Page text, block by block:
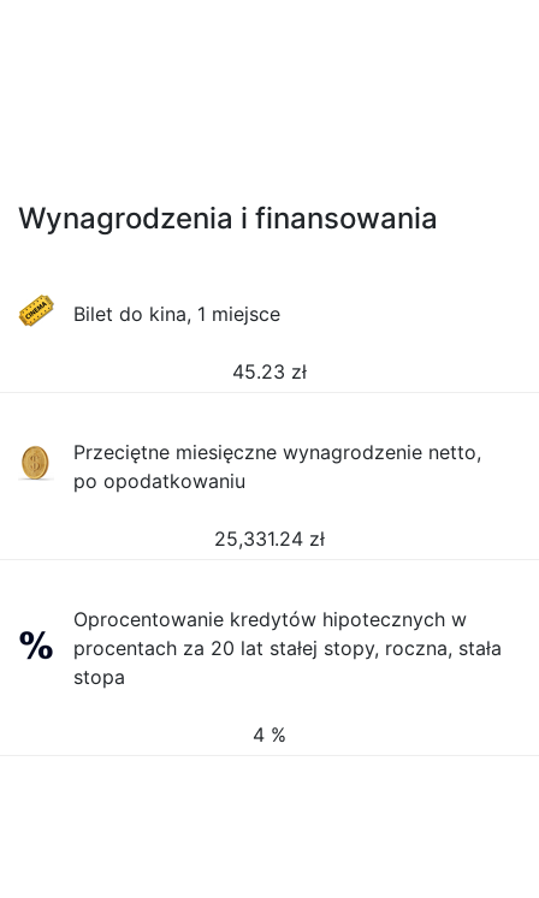
Wynagrodzenia i finansowania
Bilet do kina, 1 miejsce
45.23 zł
Przeciętne miesięczne wynagrodzenie netto,
po opodatkowaniu
25,331.24 zł
Oprocentowanie kredytów hipotecznych w
procentach za 20 lat stałej stopy, roczna, stała
stopa
4 %